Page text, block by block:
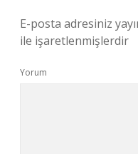
E-posta adresiniz
ile işaretlenmişlerdir
Yorum